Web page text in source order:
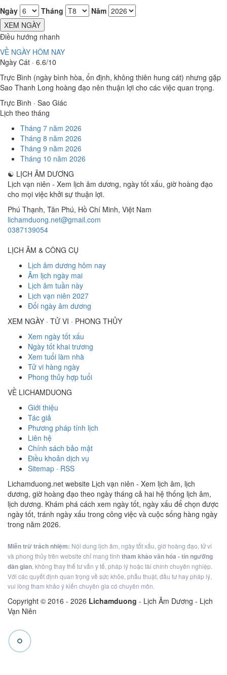
Ngày
Tháng
Năm
XEM NGÀY
Điều hướng nhanh
VỀ NGÀY HÔM NAY
Ngày Cát · 6.6/10
Trực Bình (ngày bình hòa, ổn định, không thiên hung cát) nhưng gặp
Sao Thanh Long hoàng đạo nên thuận lợi cho các việc quan trọng.
Trực Bình · Sao Giác
Lịch theo tháng
Tháng 7 năm 2026
Tháng 8 năm 2026
Tháng 9 năm 2026
Tháng 10 năm 2026
☯ LỊCH ÂM DƯƠNG
Lịch vạn niên - Xem lịch âm dương, ngày tốt xấu, giờ hoàng đạo
cho mọi việc khởi sự thuận lợi.
Phú Thạnh, Tân Phú, Hồ Chí Minh, Việt Nam
lichamduong.net@gmail.com
0387139054
LỊCH ÂM & CÔNG CỤ
Lịch âm dương hôm nay
Âm lịch ngày mai
Lịch âm tuần này
Lịch vạn niên 2027
Đổi ngày âm dương
XEM NGÀY · TỬ VI · PHONG THỦY
Xem ngày tốt xấu
Ngày tốt khai trương
Xem tuổi làm nhà
Tử vi hàng ngày
Phong thủy hợp tuổi
VỀ LICHAMDUONG
Giới thiệu
Tác giả
Phương pháp tính lịch
Liên hệ
Chính sách bảo mật
Điều khoản dịch vụ
Sitemap · RSS
Lichamduong.net website Lịch vạn niên - Xem lịch âm, lịch
dương, giờ hoàng đạo theo ngày tháng cả hai hệ thống lịch âm,
lịch dương. Khám phá cách xem ngày tốt, ngày xấu để chọn được
ngày tốt, tránh ngày xấu trong công việc và cuộc sống hàng ngày
trong năm 2026.
Miễn trừ trách nhiệm: Nội dung lịch âm, ngày tốt xấu, giờ hoàng đạo, tử vi
và phong thủy trên website chỉ mang tính tham khảo văn hóa - tín ngưỡng
dân gian, không thay thế tư vấn y tế, pháp lý hoặc tài chính chuyên nghiệp.
Với các quyết định quan trọng về sức khỏe, phẫu thuật, đầu tư hay pháp lý,
vui lòng tham khảo ý kiến chuyên gia có chuyên môn.
Copyright © 2016 - 2026 Lichamduong - Lịch Âm Dương - Lịch
Vạn Niên